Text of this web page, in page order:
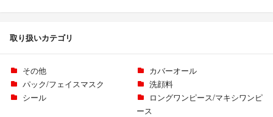
取り扱いカテゴリ
その他
カバーオール
パック/フェイスマスク
洗顔料
シール
ロングワンピース/マキシワンピ
ース